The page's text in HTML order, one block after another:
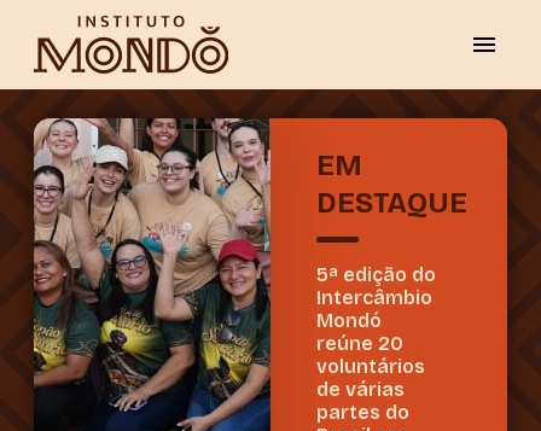
EM
DESTAQUE
5ª edição do
Intercâmbio
Mondó
reúne 20
voluntários
de várias
partes do